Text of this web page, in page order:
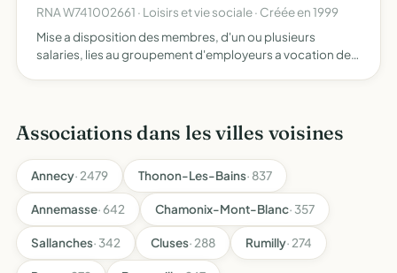
RNA W741002661 · Loisirs et vie sociale · Créée en 1999
Mise a disposition des membres, d'un ou plusieurs
salaries, lies au groupement d'employeurs a vocation de
Associations dans les villes voisines
Annecy· 2479 Thonon-Les-Bains· 837
Annemasse· 642 Chamonix-Mont-Blanc· 357
Sallanches· 342 Cluses· 288 Rumilly· 274